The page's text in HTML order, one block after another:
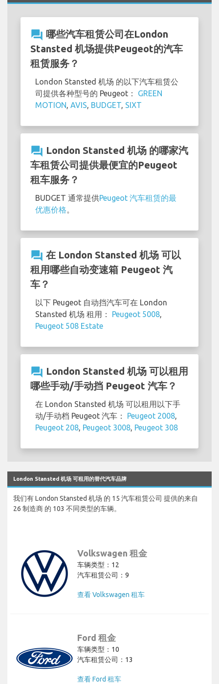
question_answer 哪些汽车租赁公司在London
Stansted 机场提供Peugeot的汽车
租赁服务？
London Stansted 机场 的以下汽车租赁公
司提供各种型号的 Peugeot： GREEN
MOTION, AVIS, BUDGET, SIXT
question_answer London Stansted 机场 的哪家汽
车租赁公司提供最便宜的Peugeot
租车服务？
BUDGET 通常提供Peugeot 汽车租赁的最
优惠价格。
question_answer 在 London Stansted 机场 可以
租用哪些自动变速箱 Peugeot 汽
车？
以下 Peugeot 自动挡汽车可在 London
Stansted 机场 租用： Peugeot 5008,
Peugeot 508 Estate
question_answer London Stansted 机场 可以租用
哪些手动/手动挡 Peugeot 汽车？
在 London Stansted 机场 可以租用以下手
动/手动档 Peugeot 汽车： Peugeot 2008,
Peugeot 208, Peugeot 3008, Peugeot 308
London Stansted 机场 可租用的替代汽车品牌
我们有 London Stansted 机场 的 15 汽车租赁公司 提供的来自
26 制造商 的 103 不同类型的车辆。
Volkswagen 租金
车辆类型：12
汽车租赁公司：9
查看 Volkswagen 租车
Ford 租金
车辆类型：10
汽车租赁公司：13
查看 Ford 租车